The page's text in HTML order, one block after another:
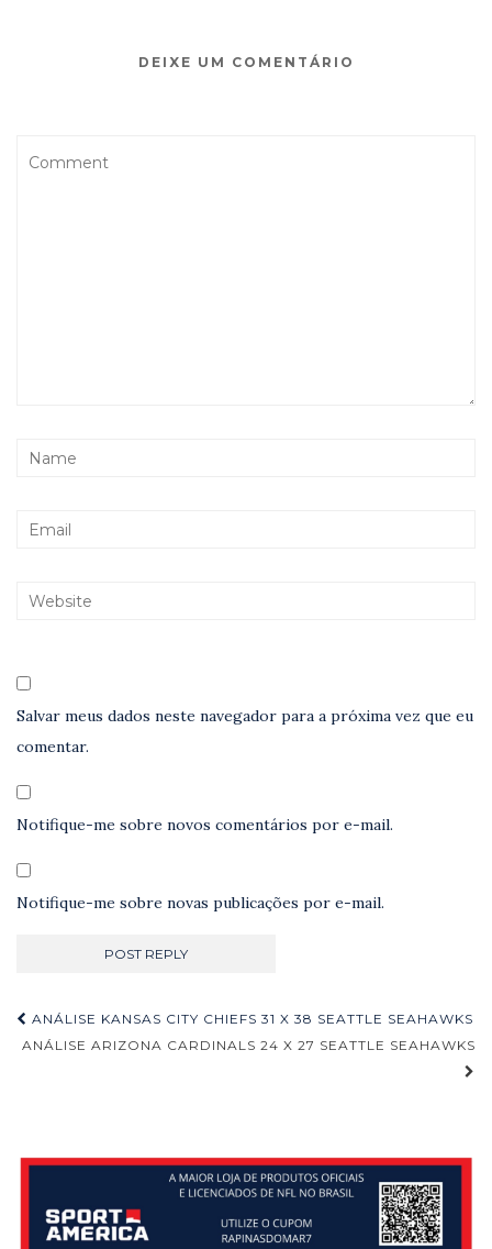
DEIXE UM COMENTÁRIO
Salvar meus dados neste navegador para a próxima vez que eu
comentar.
Notifique-me sobre novos comentários por e-mail.
Notifique-me sobre novas publicações por e-mail.
Navegação
de
ANÁLISE KANSAS CITY CHIEFS 31 X 38 SEATTLE SEAHAWKS
ANÁLISE ARIZONA CARDINALS 24 X 27 SEATTLE SEAHAWKS